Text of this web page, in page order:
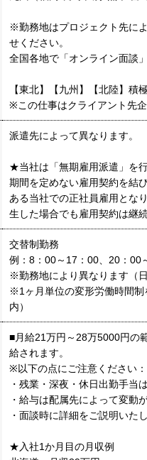
※勤務地はプロジェクト先に
せください。
全国各地で「オンライン面談
【東北】【九州】【北陸】積
※この仕事はクライアント先企
派遣先によって異なります。
★当社は「無期雇用派遣」を
期間を定めない雇用契約を結
ある当社での正社員雇用とな
生した場合でも雇用契約は継
交替制勤務
例：8：00～17：00、20：00
※勤務地により異なります（
※1ヶ月単位の変形労働時間
内）
■月給21万円～28万5000円の
給されます。
※以下の点にご注意ください：
・残業・深夜・休日出勤手当
・給与は配属先によって変動
・面談時に詳細をご説明いた
★入社1か月目の月収例